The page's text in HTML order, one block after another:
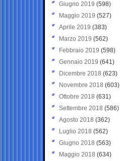
Giugno 2019 (598)
Maggio 2019 (527)
Aprile 2019 (383)
Marzo 2019 (562)
Febbraio 2019 (598)
Gennaio 2019 (641)
Dicembre 2018 (623)
Novembre 2018 (603)
Ottobre 2018 (631)
Settembre 2018 (586)
Agosto 2018 (362)
Luglio 2018 (562)
Giugno 2018 (563)
Maggio 2018 (634)